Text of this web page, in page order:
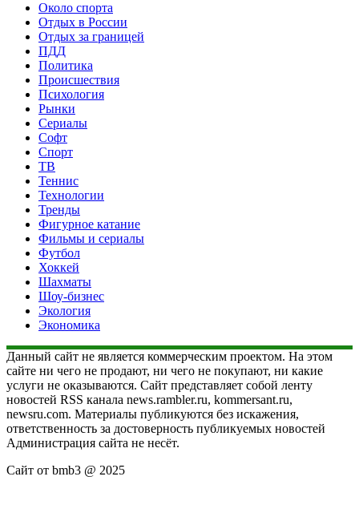
Около спорта
Отдых в России
Отдых за границей
ПДД
Политика
Происшествия
Психология
Рынки
Сериалы
Софт
Спорт
ТВ
Теннис
Технологии
Тренды
Фигурное катание
Фильмы и сериалы
Футбол
Хоккей
Шахматы
Шоу-бизнес
Экология
Экономика
Данный сайт не является коммерческим проектом. На этом
сайте ни чего не продают, ни чего не покупают, ни какие
услуги не оказываются. Сайт представляет собой ленту
новостей RSS канала news.rambler.ru, kommersant.ru,
newsru.com. Материалы публикуются без искажения,
ответственность за достоверность публикуемых новостей
Администрация сайта не несёт.
Сайт от bmb3 @ 2025